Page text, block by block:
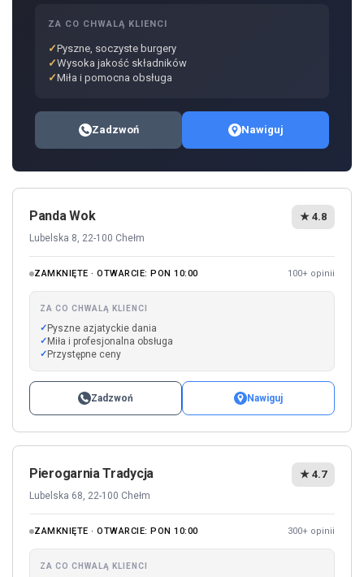
ZA CO CHWALĄ KLIENCI
Pyszne, soczyste burgery
Wysoka jakość składników
Miła i pomocna obsługa
Zadzwoń Nawiguj
Panda Wok
Lubelska 8, 22-100 Chełm
★ 4.8
ZAMKNIĘTE · OTWARCIE: PON 10:00 100+ opinii
ZA CO CHWALĄ KLIENCI
Pyszne azjatyckie dania
Miła i profesjonalna obsługa
Przystępne ceny
Zadzwoń Nawiguj
Pierogarnia Tradycja
Lubelska 68, 22-100 Chełm
★ 4.7
ZAMKNIĘTE · OTWARCIE: PON 10:00 300+ opinii
ZA CO CHWALĄ KLIENCI